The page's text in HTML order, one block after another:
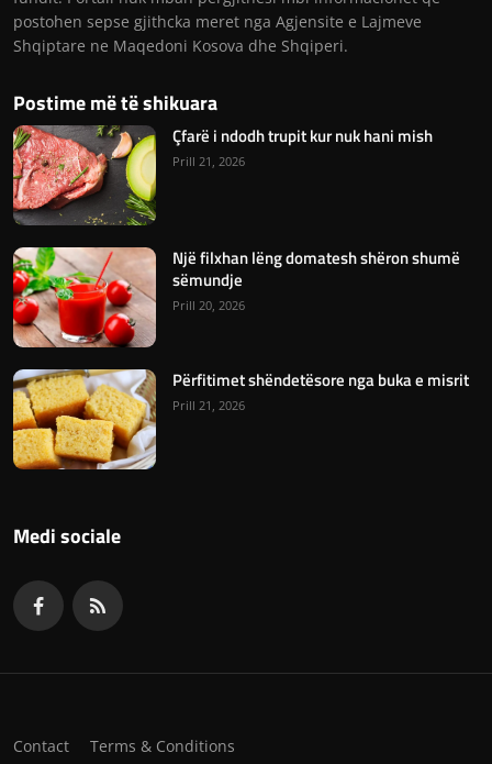
postohen sepse gjithcka meret nga Agjensite e Lajmeve
Shqiptare ne Maqedoni Kosova dhe Shqiperi.
Postime më të shikuara
Çfarë i ndodh trupit kur nuk hani mish
Prill 21, 2026
Një filxhan lëng domatesh shëron shumë
sëmundje
Prill 20, 2026
Përfitimet shëndetësore nga buka e misrit
Prill 21, 2026
Medi sociale
Contact Terms & Conditions